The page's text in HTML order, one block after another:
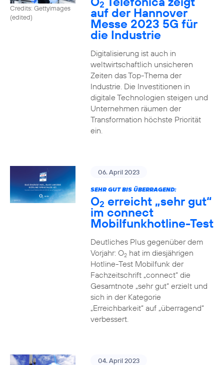
Credits: Gettyimages
(edited)
2
auf der Hannover
Messe 2023 5G für
die Industrie
Digitalisierung ist auch in
weltwirtschaftlich unsicheren
Zeiten das Top-Thema der
Industrie. Die Investitionen in
digitale Technologien steigen und
Unternehmen räumen der
Transformation höchste Priorität
ein.
06. April 2023
SEHR GUT BIS ÜBERRAGEND:
O2 erreicht „sehr gut“
im connect
Mobilfunkhotline-Test
Deutliches Plus gegenüber dem
Vorjahr: O2hat im diesjährigen
Hotline-Test Mobilfunk der
Fachzeitschrift „connect“ die
Gesamtnote „sehr gut“ erzielt und
sich in der Kategorie
„Erreichbarkeit“ auf „überragend“
verbessert.
04. April 2023